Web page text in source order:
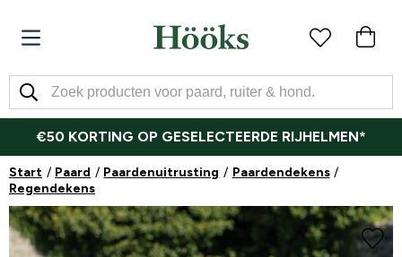
€50 KORTING OP GESELECTEERDE RIJHELMEN*
Start Paard Paardenuitrusting
Paardendekens
Regendekens